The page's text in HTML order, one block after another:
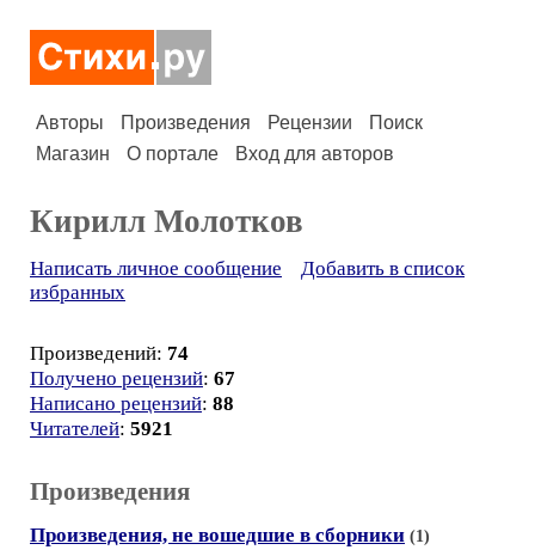
Авторы Произведения Рецензии
Поиск
Магазин
О портале Вход для авторов
Кирилл Молотков
Написать личное сообщение
Добавить в список
избранных
Произведений: 74
Получено рецензий: 67
Написано рецензий: 88
Читателей: 5921
Произведения
Произведения, не вошедшие в сборники (1)